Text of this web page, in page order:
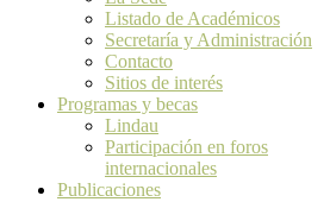
Listado de Académicos
Secretaría y Administración
Contacto
Sitios de interés
Programas y becas
Lindau
Participación en foros
internacionales
Publicaciones